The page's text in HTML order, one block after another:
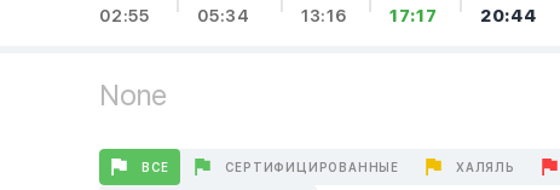
02:55 05:34 13:16 17:17 20:44
None
ВСЕ СЕРТИФИЦИРОВАННЫЕ ХАЛЯЛЬ